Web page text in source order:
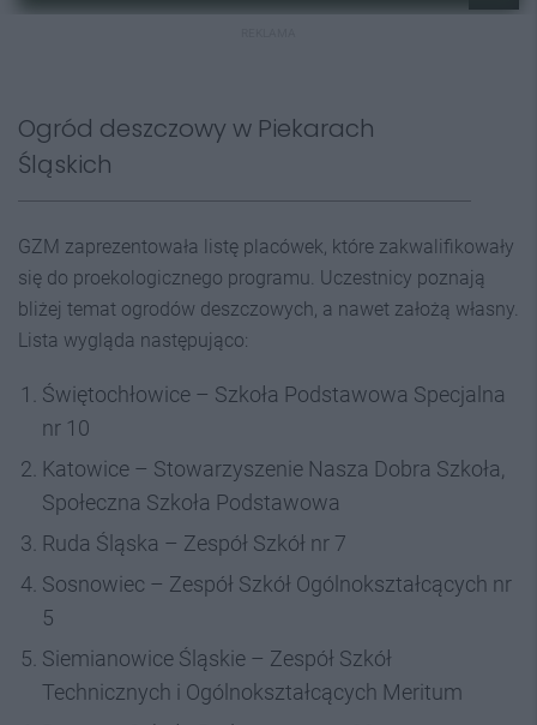
Ogród deszczowy w Piekarach
Śląskich
GZM zaprezentowała listę placówek, które zakwalifikowały
się do proekologicznego programu. Uczestnicy poznają
bliżej temat ogrodów deszczowych, a nawet założą własny.
Lista wygląda następująco:
Świętochłowice – Szkoła Podstawowa Specjalna
nr 10
Katowice – Stowarzyszenie Nasza Dobra Szkoła,
Społeczna Szkoła Podstawowa
Ruda Śląska – Zespół Szkół nr 7
Sosnowiec – Zespół Szkół Ogólnokształcących nr
5
Siemianowice Śląskie – Zespół Szkół
Technicznych i Ogólnokształcących Meritum